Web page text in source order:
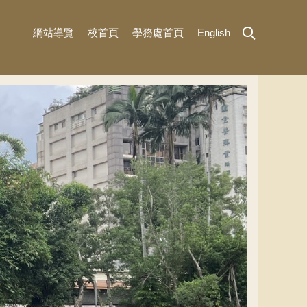
網站導覽 校首頁 學務處首頁 English